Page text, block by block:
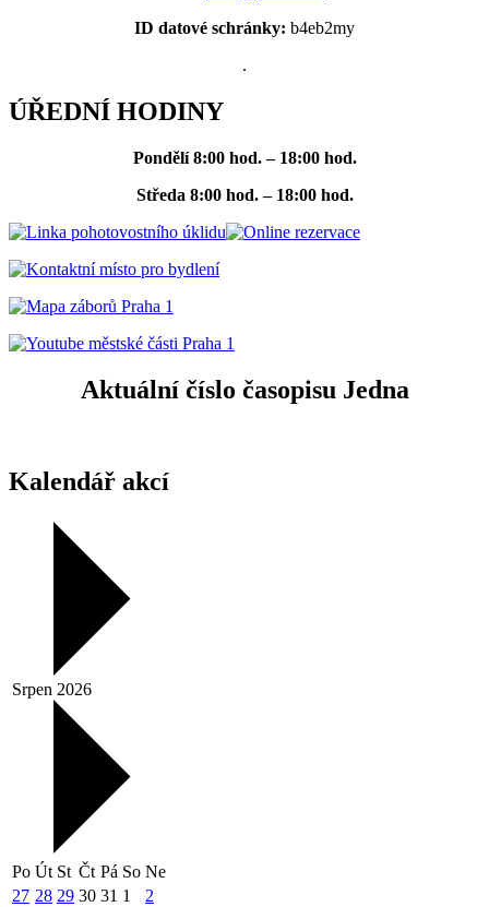
ID datové schránky: b4eb2my
.
ÚŘEDNÍ HODINY
Pondělí 8:00 hod. – 18:00 hod.
Středa 8:00 hod. – 18:00 hod.
Aktuální číslo časopisu Jedna
Kalendář akcí
Srpen 2026
Po Út St Čt Pá So Ne
27 28 29 30 31 1
2